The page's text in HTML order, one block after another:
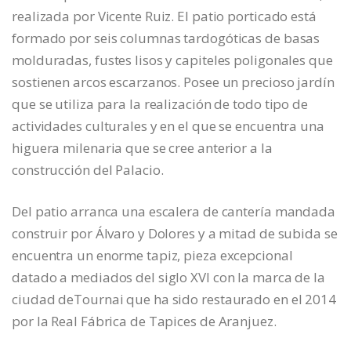
realizada por Vicente Ruiz. El patio porticado está
formado por seis columnas tardogóticas de basas
molduradas, fustes lisos y capiteles poligonales que
sostienen arcos escarzanos. Posee un precioso jardín
que se utiliza para la realización de todo tipo de
actividades culturales y en el que se encuentra una
higuera milenaria que se cree anterior a la
construcción del Palacio.
Del patio arranca una escalera de cantería mandada
construir por Álvaro y Dolores y a mitad de subida se
encuentra un enorme tapiz, pieza excepcional
datado a mediados del siglo XVI con la marca de la
ciudad deTournai que ha sido restaurado en el 2014
por la Real Fábrica de Tapices de Aranjuez.